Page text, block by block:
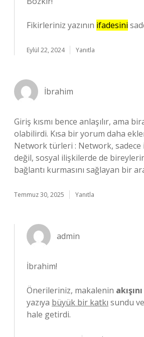
Fikirleriniz yazının ifadesini
Eylül 22, 2024 Yanıtla
İbrahim
Giriş kısmı bence anlaşılır, ama
olabilirdi. Kısa bir yorum daha
Network türleri : Network, sadece
değil, sosyal ilişkilerde de
bağlantı kurmasını sağlayan bir
Temmuz 30, 2025 Yanıtla
admin
İbrahim!
Önerileriniz, makalenin akışını
yazıya büyük bir katkı sundu ve
hale getirdi.